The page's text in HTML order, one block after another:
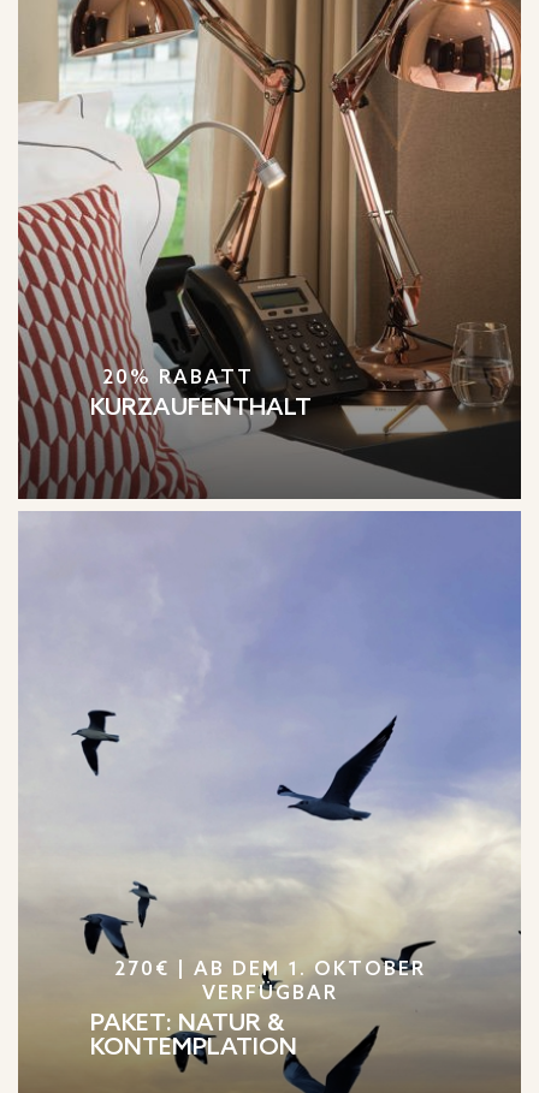
20% RABATT
KURZAUFENTHALT
270€ | AB DEM 1. OKTOBER
VERFÜGBAR
PAKET: NATUR &
KONTEMPLATION